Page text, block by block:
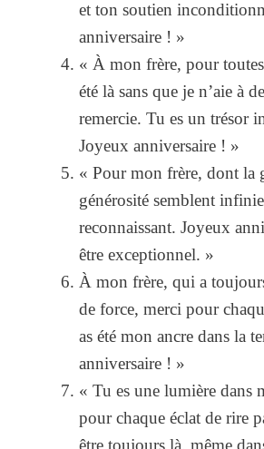
et ton soutien
anniversaire ! »
« À mon frère, pour
été là sans que je n’aie à
remercie. Tu es un trésor
Joyeux anniversaire ! »
« Pour mon frère, dont la
générosité semblent
reconnaissant. Joyeux
être exceptionnel. »
À mon frère, qui a
de force, merci pour
as été mon ancre dans la
anniversaire ! »
« Tu es une lumière dans
pour chaque éclat de rire
être toujours là, même